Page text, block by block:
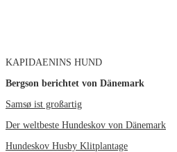
KAPIDAENINS HUND
Bergson berichtet von Dänemark
Samsø ist großartig
Der weltbeste Hundeskov von Dänemark
Hundeskov Husby Klitplantage